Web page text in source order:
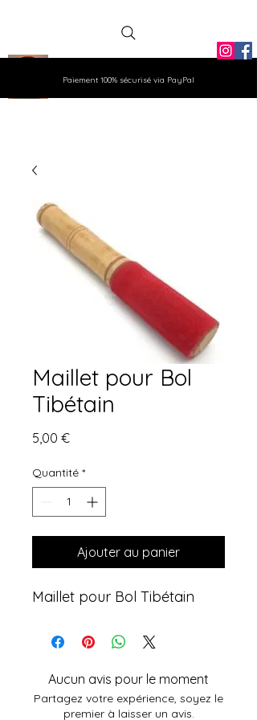
Aux Gemmes
Paiement 100% sécurisé via PayPal
Maillet pour Bol
Tibétain
5,00 €Prix
Quantité *
Ajouter au panier
Maillet pour Bol Tibétain
Aucun avis pour le moment
Partagez votre expérience, soyez le
premier à laisser un avis.